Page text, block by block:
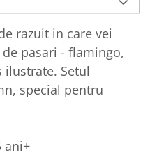
razuit in care vei
pasari - flamingo,
Setul
special pentru
ani+